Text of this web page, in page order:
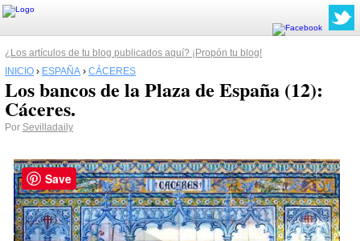
¿Los artículos de tu blog publicados aquí? ¡Propón tu blog!
INICIO › ESPAÑA › CÁCERES
Los bancos de la Plaza de España (12):
Cáceres.
Por Sevilladaily
Save